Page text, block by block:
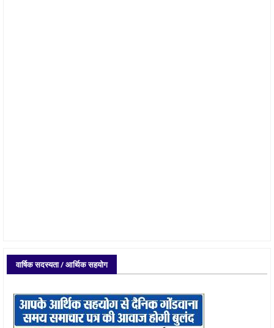
वार्षिक सदस्यता / आर्थिक सहयोग